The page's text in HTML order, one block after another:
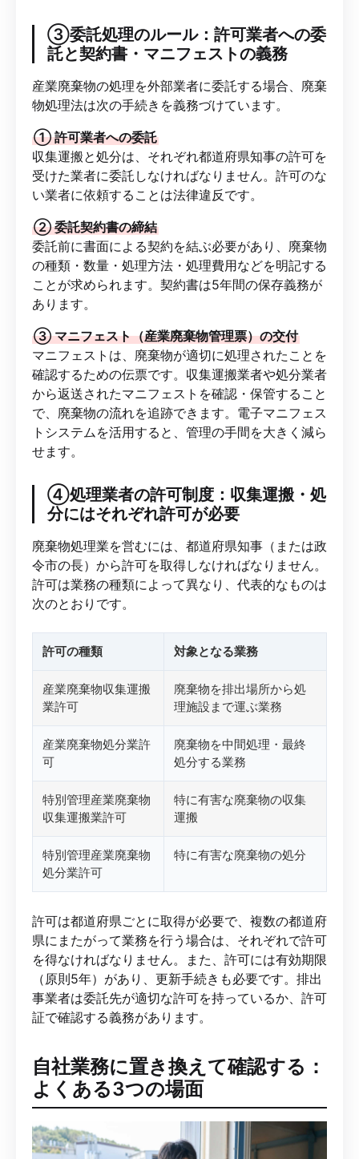
③委託処理のルール：許可業者への委
託と契約書・マニフェストの義務
産業廃棄物の処理を外部業者に委託する場合、廃棄
物処理法は次の手続きを義務づけています。
① 許可業者への委託
収集運搬と処分は、それぞれ都道府県知事の許可を
受けた業者に委託しなければなりません。許可のな
い業者に依頼することは法律違反です。
② 委託契約書の締結
委託前に書面による契約を結ぶ必要があり、廃棄物
の種類・数量・処理方法・処理費用などを明記する
ことが求められます。契約書は5年間の保存義務が
あります。
③ マニフェスト（産業廃棄物管理票）の交付
マニフェストは、廃棄物が適切に処理されたことを
確認するための伝票です。収集運搬業者や処分業者
から返送されたマニフェストを確認・保管すること
で、廃棄物の流れを追跡できます。電子マニフェス
トシステムを活用すると、管理の手間を大きく減ら
せます。
④処理業者の許可制度：収集運搬・処
分にはそれぞれ許可が必要
廃棄物処理業を営むには、都道府県知事（または政
令市の長）から許可を取得しなければなりません。
許可は業務の種類によって異なり、代表的なものは
次のとおりです。
許可の種類 対象となる業務
産業廃棄物収集運搬
業許可
廃棄物を排出場所から処
理施設まで運ぶ業務
産業廃棄物処分業許
可
廃棄物を中間処理・最終
処分する業務
特別管理産業廃棄物
収集運搬業許可
特に有害な廃棄物の収集
運搬
特別管理産業廃棄物
処分業許可
特に有害な廃棄物の処分
許可は都道府県ごとに取得が必要で、複数の都道府
県にまたがって業務を行う場合は、それぞれで許可
を得なければなりません。また、許可には有効期限
（原則5年）があり、更新手続きも必要です。排出
事業者は委託先が適切な許可を持っているか、許可
証で確認する義務があります。
自社業務に置き換えて確認する：
よくある3つの場面